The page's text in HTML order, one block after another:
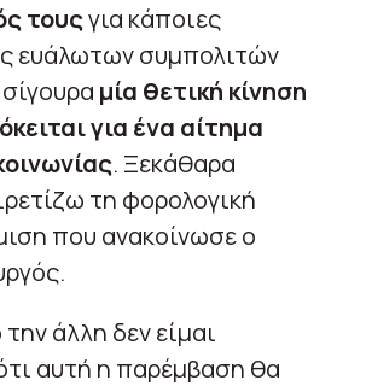
τουςγια κάποιες
ευάλωτων συμπολιτών
μία θετική κίνηση
για ένα αίτημα
. Ξεκάθαρα
τη φορολογική
που ανακοίνωσε ο
άλλη δεν είμαι
αυτή η παρέμβαση θα